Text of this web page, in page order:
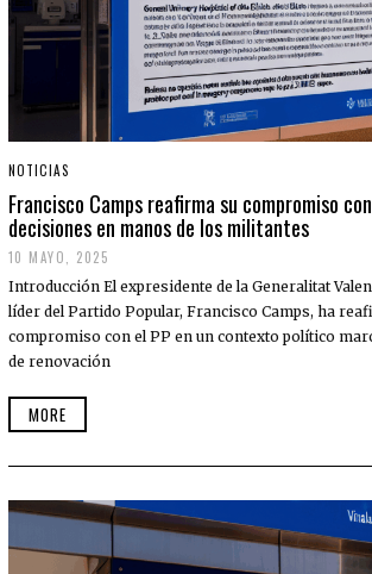
NOTICIAS
Francisco Camps reafirma su compromiso
decisiones en manos de los militantes
10 MAYO, 2025
Introducción El expresidente de la Generalitat
líder del Partido Popular, Francisco Camps, ha
compromiso con el PP en un contexto político
de renovación
MORE